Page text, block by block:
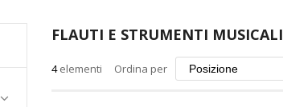
FLAUTI E STRUMENTI MUSICALI
4elementi Ordina per